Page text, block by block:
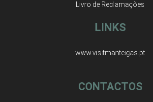
Livro de Reclamações
LINKS
www.visitmanteigas.pt
CONTACTOS